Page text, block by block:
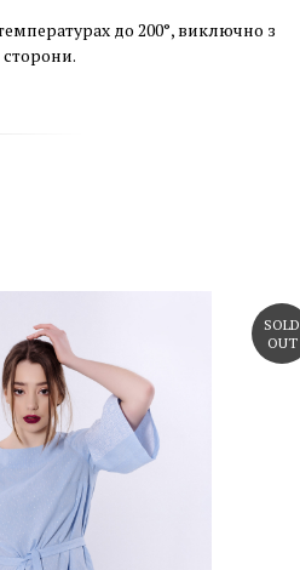
до 200°, виключно з
SOLD
OUT